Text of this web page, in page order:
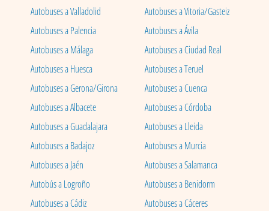
Autobuses a Valladolid
Autobuses a Vitoria/Gasteiz
Autobuses a Palencia
Autobuses a Ávila
Autobuses a Málaga
Autobuses a Ciudad Real
Autobuses a Huesca
Autobuses a Teruel
Autobuses a Gerona/Girona
Autobuses a Cuenca
Autobuses a Albacete
Autobuses a Córdoba
Autobuses a Guadalajara
Autobuses a Lleida
Autobuses a Badajoz
Autobuses a Murcia
Autobuses a Jaén
Autobuses a Salamanca
Autobús a Logroño
Autobuses a Benidorm
Autobuses a Cádiz
Autobuses a Cáceres